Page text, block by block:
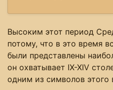
Высоким этот период
потому, что в это время
были представлены
он охватывает ІХ-ХІV
одним из символов этого